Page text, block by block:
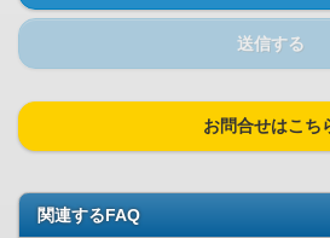
送信する
お問合せはこち
関連するFAQ